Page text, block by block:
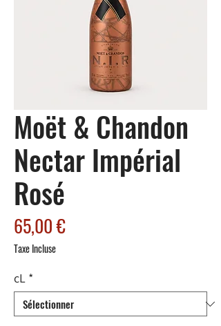
Moët & Chandon
Nectar Impérial
Rosé
65,00 €Prix
Taxe Incluse
cL *